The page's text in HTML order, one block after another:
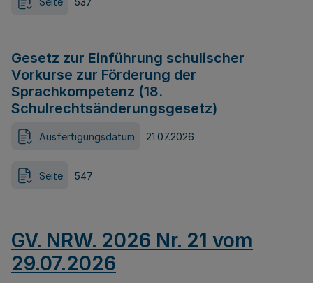
Gesetz zur Einführung schulischer
Vorkurse zur Förderung der
Sprachkompetenz (18.
Schulrechtsänderungsgesetz)
Ausfertigungsdatum 21.07.2026
Seite 547
GV. NRW. 2026 Nr. 21 vom
29.07.2026